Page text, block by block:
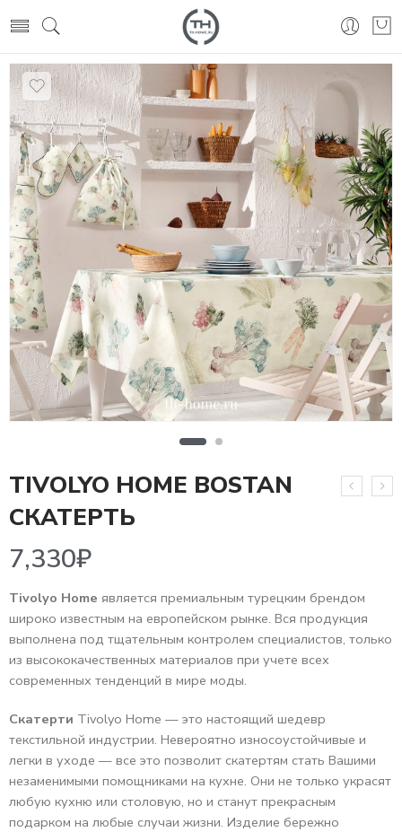
TIVOLYO HOME BOSTAN
СКАТЕРТЬ
7,330₽
Tivolyo Home является премиальным турецким брендом
широко известным на европейском рынке. Вся продукция
выполнена под тщательным контролем специалистов, только
из высококачественных материалов при учете всех
современных тенденций в мире моды.
Скатерти Tivolyo Home — это настоящий шедевр
текстильной индустрии. Невероятно износоустойчивые и
легки в уходе — все это позволит скатертям стать Вашими
незаменимыми помощниками на кухне. Они не только украсят
любую кухню или столовую, но и станут прекрасным
подарком на любые случаи жизни. Изделие бережно